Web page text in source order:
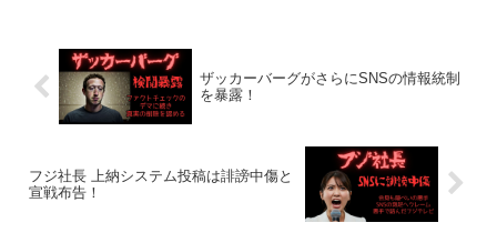
ザッカーバーグがさらにSNSの情報統制
を暴露！
フジ社長 上納システム投稿は誹謗中傷と
宣戦布告！